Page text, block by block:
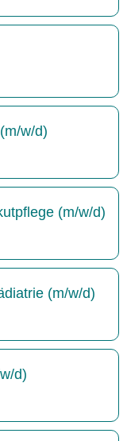
w/d)
(m/w/d)
(m/w/d)
d)